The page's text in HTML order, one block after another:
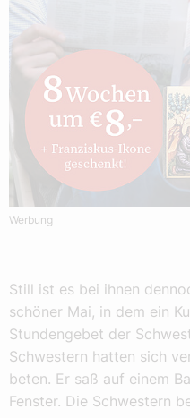
Werbung
Still ist es bei ihnen
schöner Mai, in dem ein
Stundengebet der
Schwestern hatten sich
beten. Er saß auf einem
Fenster. Die Schwestern